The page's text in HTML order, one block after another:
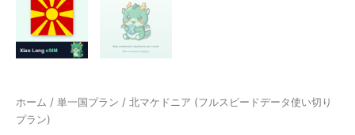
ホーム / 単一国プラン / 北マケドニア (フルスピードデータ使い切り
プラン)